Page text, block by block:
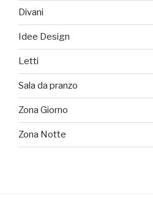
Divani
Idee Design
Letti
Sala da pranzo
Zona Giorno
Zona Notte